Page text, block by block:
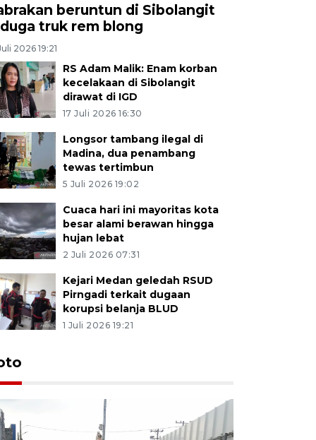
beruntun di Sibolangit
truk rem blong
2026 19:21
RS Adam Malik: Enam korban
kecelakaan di Sibolangit
dirawat di IGD
17 Juli 2026 16:30
Longsor tambang ilegal di
Madina, dua penambang
tewas tertimbun
5 Juli 2026 19:02
Cuaca hari ini mayoritas kota
besar alami berawan hingga
hujan lebat
2 Juli 2026 07:31
Kejari Medan geledah RSUD
Pirngadi terkait dugaan
korupsi belanja BLUD
1 Juli 2026 19:21